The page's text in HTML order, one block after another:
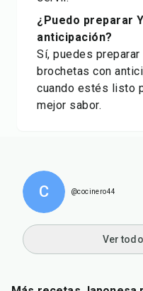
¿Puedo preparar
anticipación?
Sí, puedes
brochetas con
cuando estés listo
mejor sabor.
C @cocinero44
Ver